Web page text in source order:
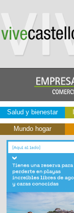
Salud y bienestar
Mundo hogar